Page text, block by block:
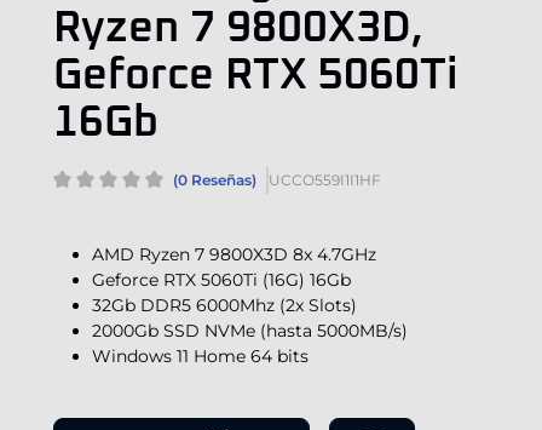
Ryzen 7 9800X3D,
Geforce RTX 5060Ti
16Gb
(0 Reseñas) UCCO559I1I1HF
AMD Ryzen 7 9800X3D 8x 4.7GHz
Geforce RTX 5060Ti (16G) 16Gb
32Gb DDR5 6000Mhz (2x Slots)
2000Gb SSD NVMe (hasta 5000MB/s)
Windows 11 Home 64 bits